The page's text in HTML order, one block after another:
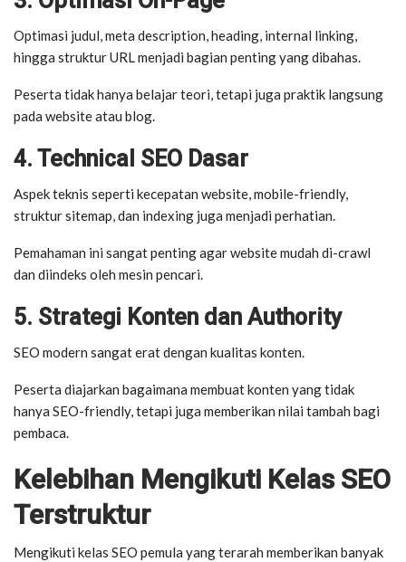
Optimasi judul, meta description, heading, internal linking,
hingga struktur URL menjadi bagian penting yang dibahas.
Peserta tidak hanya belajar teori, tetapi juga praktik langsung
pada website atau blog.
4. Technical SEO Dasar
Aspek teknis seperti kecepatan website, mobile-friendly,
struktur sitemap, dan indexing juga menjadi perhatian.
Pemahaman ini sangat penting agar website mudah di-crawl
dan diindeks oleh mesin pencari.
5. Strategi Konten dan Authority
SEO modern sangat erat dengan kualitas konten.
Peserta diajarkan bagaimana membuat konten yang tidak
hanya SEO-friendly, tetapi juga memberikan nilai tambah bagi
pembaca.
Kelebihan Mengikuti Kelas SEO
Terstruktur
Mengikuti kelas SEO pemula yang terarah memberikan banyak